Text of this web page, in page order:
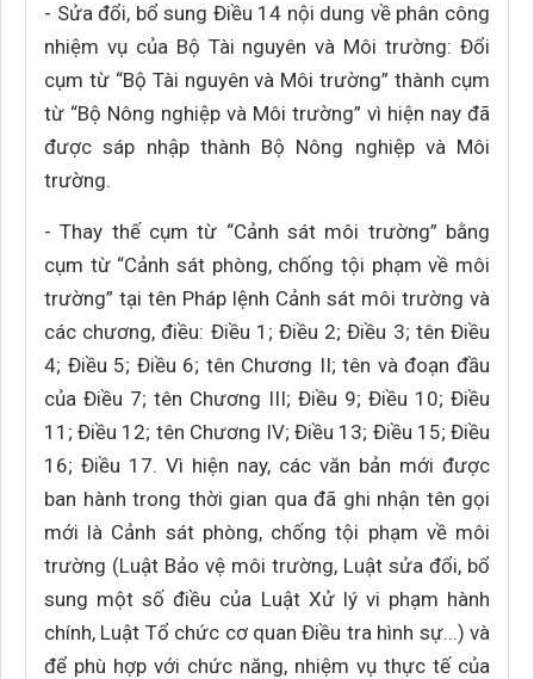
- Sửa đổi, bổ sung Điều 14 nội dung về phân công
nhiệm vụ của Bộ Tài nguyên và Môi trường: Đổi
cụm từ “Bộ Tài nguyên và Môi trường” thành cụm
từ “Bộ Nông nghiệp và Môi trường” vì hiện nay đã
được sáp nhập thành Bộ Nông nghiệp và Môi
trường.
- Thay thế cụm từ “Cảnh sát môi trường” bằng
cụm từ “Cảnh sát phòng, chống tội phạm về môi
trường” tại tên Pháp lệnh Cảnh sát môi trường và
các chương, điều: Điều 1; Điều 2; Điều 3; tên Điều
4; Điều 5; Điều 6; tên Chương II; tên và đoạn đầu
của Điều 7; tên Chương III; Điều 9; Điều 10; Điều
11; Điều 12; tên Chương IV; Điều 13; Điều 15; Điều
16; Điều 17. Vì hiện nay, các văn bản mới được
ban hành trong thời gian qua đã ghi nhận tên gọi
mới là Cảnh sát phòng, chống tội phạm về môi
trường (Luật Bảo vệ môi trường, Luật sửa đổi, bổ
sung một số điều của Luật Xử lý vi phạm hành
chính, Luật Tổ chức cơ quan Điều tra hình sự...) và
để phù hợp với chức năng, nhiệm vụ thực tế của